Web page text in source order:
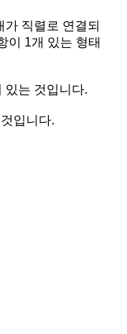
직렬로 연결되
이 1개 있는 형태
있는 것입니다.
입니다.